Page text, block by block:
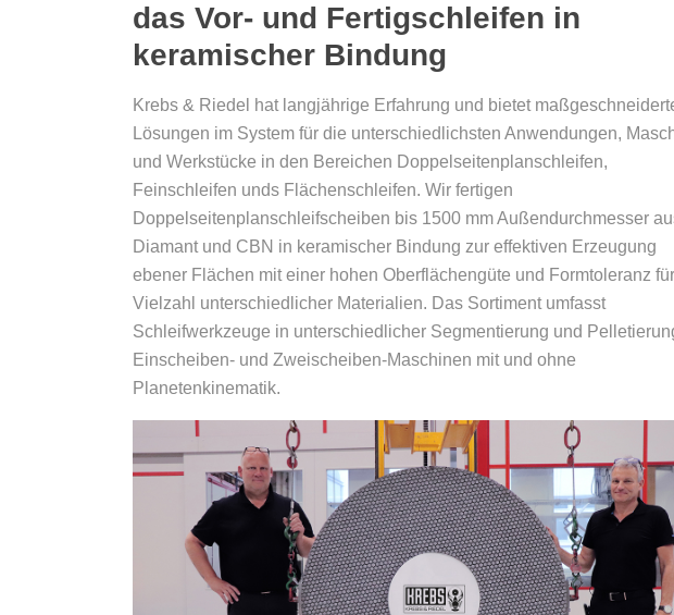
das Vor- und Fertigschleifen in
keramischer Bindung
Krebs & Riedel hat langjährige Erfahrung und bietet
Lösungen im System für die unterschiedlichsten Anwendungen,
und Werkstücke in den Bereichen Doppelseitenplanschleifen,
Feinschleifen unds Flächenschleifen. Wir fertigen
Doppelseitenplanschleifscheiben bis 1500 mm Außendurchmesser
Diamant und CBN in keramischer Bindung zur effektiven Erzeugung
ebener Flächen mit einer hohen Oberflächengüte und Formtoleranz
Vielzahl unterschiedlicher Materialien. Das Sortiment umfasst
Schleifwerkzeuge in unterschiedlicher Segmentierung und
Einscheiben- und Zweischeiben-Maschinen mit und ohne
Planetenkinematik.